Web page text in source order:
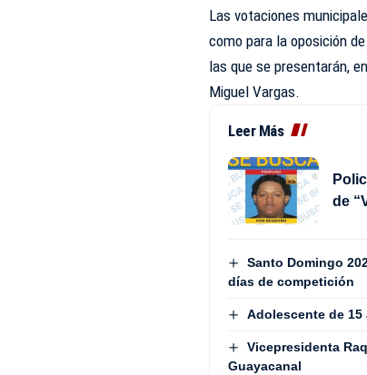
Las votaciones
como para la oposición
las que se presentarán,
Miguel Vargas.
Leer Más
de
Santo Domingo
días de competición
Adolescente de
Vicepresidenta
Guayacanal